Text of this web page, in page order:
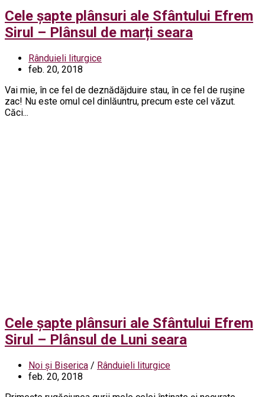
Cele șapte plânsuri ale Sfântului Efrem
Sirul – Plânsul de marți seara
Rânduieli liturgice
feb. 20, 2018
Vai mie, în ce fel de deznădăjduire stau, în ce fel de rușine
zac! Nu este omul cel dinlăuntru, precum este cel văzut.
Căci...
Cele șapte plânsuri ale Sfântului Efrem
Sirul – Plânsul de Luni seara
Noi și Biserica / Rânduieli liturgice
feb. 20, 2018